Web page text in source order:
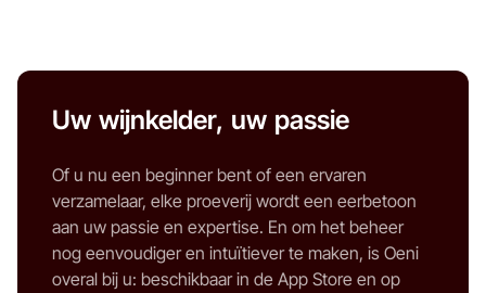
Uw wijnkelder, uw passie
Of u nu een beginner bent of een ervaren
verzamelaar, elke proeverij wordt een eerbetoon
aan uw passie en expertise. En om het beheer
nog eenvoudiger en intuïtiever te maken, is Oeni
overal bij u: beschikbaar in de App Store en op